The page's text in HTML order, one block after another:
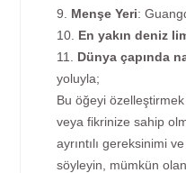
9. Menşe Yeri:
10. En yakın deniz
11. Dünya çapında
yoluyla;
Bu öğeyi özelleştirmek
veya fikrinize sahip
ayrıntılı gereksinimi
söyleyin, mümkün